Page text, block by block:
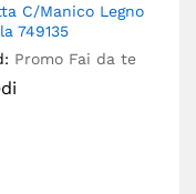
C/Manico Legno
749135
Promo Fai da te